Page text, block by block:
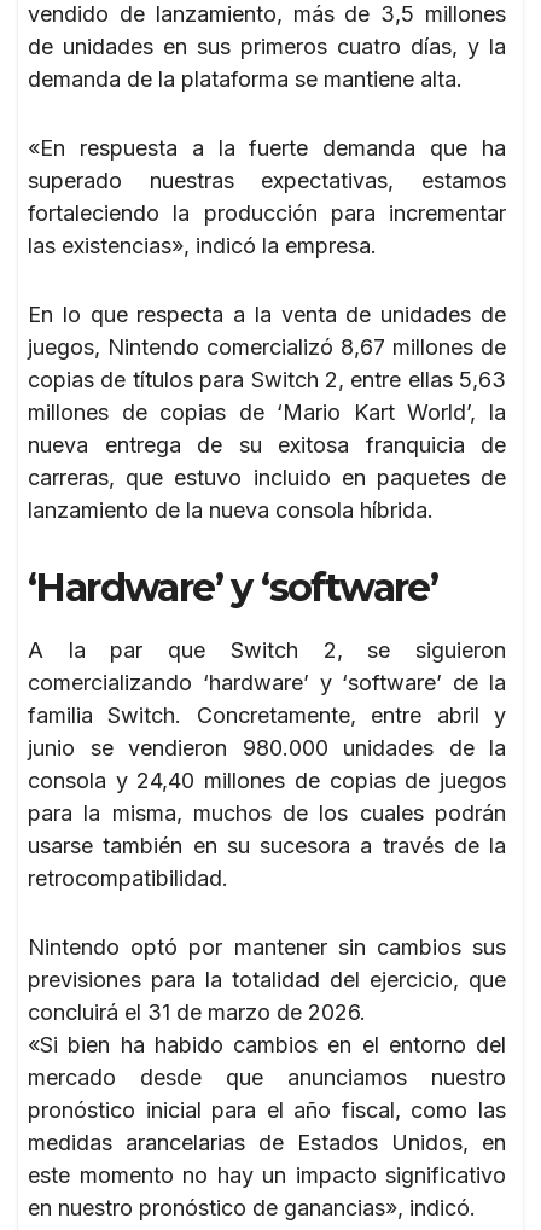
vendido de lanzamiento, más de 3,5 millones
de unidades en sus primeros cuatro días, y la
demanda de la plataforma se mantiene alta.
«En respuesta a la fuerte demanda que ha
superado nuestras expectativas, estamos
fortaleciendo la producción para incrementar
las existencias», indicó la empresa.
En lo que respecta a la venta de unidades de
juegos, Nintendo comercializó 8,67 millones de
copias de títulos para Switch 2, entre ellas 5,63
millones de copias de ‘Mario Kart World’, la
nueva entrega de su exitosa franquicia de
carreras, que estuvo incluido en paquetes de
lanzamiento de la nueva consola híbrida.
‘Hardware’ y ‘software’
A la par que Switch 2, se siguieron
comercializando ‘hardware’ y ‘software’ de la
familia Switch. Concretamente, entre abril y
junio se vendieron 980.000 unidades de la
consola y 24,40 millones de copias de juegos
para la misma, muchos de los cuales podrán
usarse también en su sucesora a través de la
retrocompatibilidad.
Nintendo optó por mantener sin cambios sus
previsiones para la totalidad del ejercicio, que
concluirá el 31 de marzo de 2026.
«Si bien ha habido cambios en el entorno del
mercado desde que anunciamos nuestro
pronóstico inicial para el año fiscal, como las
medidas arancelarias de Estados Unidos, en
este momento no hay un impacto significativo
en nuestro pronóstico de ganancias», indicó.